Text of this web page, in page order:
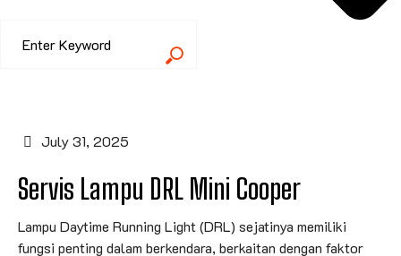
July 31, 2025
Servis Lampu DRL Mini Cooper
Lampu Daytime Running Light (DRL) sejatinya memiliki
fungsi penting dalam berkendara, berkaitan dengan faktor